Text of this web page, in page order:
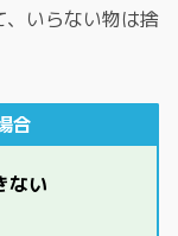
いらない物は捨
合
ない